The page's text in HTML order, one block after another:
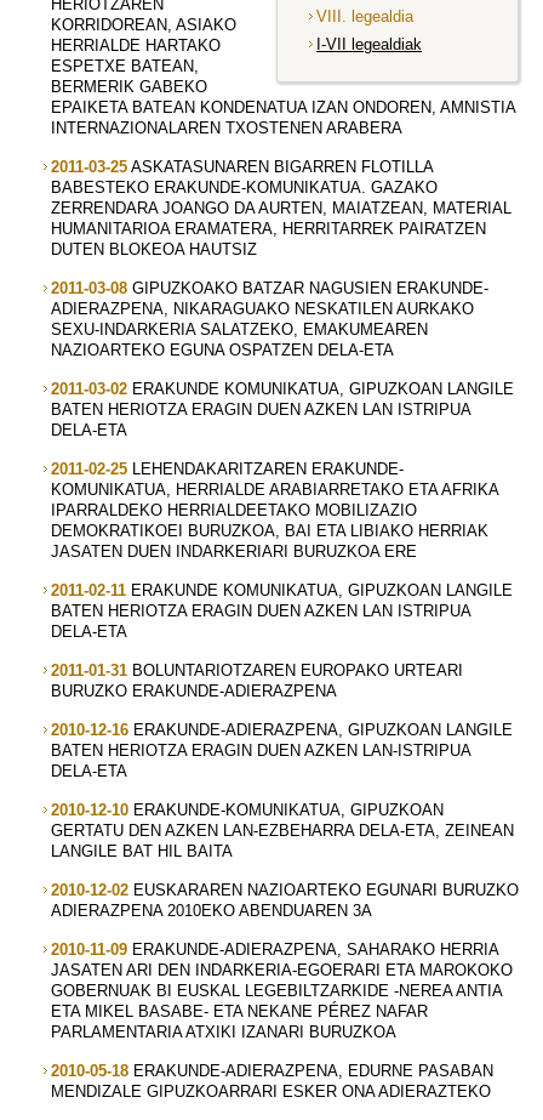
VIII. legealdia
I-VII legealdiak
HERIOTZAREN
KORRIDOREAN, ASIAKO
HERRIALDE HARTAKO
ESPETXE BATEAN,
BERMERIK GABEKO
EPAIKETA BATEAN KONDENATUA IZAN ONDOREN, AMNISTIA
INTERNAZIONALAREN TXOSTENEN ARABERA
2011-03-25 ASKATASUNAREN BIGARREN FLOTILLA
BABESTEKO ERAKUNDE-KOMUNIKATUA. GAZAKO
ZERRENDARA JOANGO DA AURTEN, MAIATZEAN, MATERIAL
HUMANITARIOA ERAMATERA, HERRITARREK PAIRATZEN
DUTEN BLOKEOA HAUTSIZ
2011-03-08 GIPUZKOAKO BATZAR NAGUSIEN ERAKUNDE-
ADIERAZPENA, NIKARAGUAKO NESKATILEN AURKAKO
SEXU-INDARKERIA SALATZEKO, EMAKUMEAREN
NAZIOARTEKO EGUNA OSPATZEN DELA-ETA
2011-03-02 ERAKUNDE KOMUNIKATUA, GIPUZKOAN LANGILE
BATEN HERIOTZA ERAGIN DUEN AZKEN LAN ISTRIPUA
DELA-ETA
2011-02-25 LEHENDAKARITZAREN ERAKUNDE-
KOMUNIKATUA, HERRIALDE ARABIARRETAKO ETA AFRIKA
IPARRALDEKO HERRIALDEETAKO MOBILIZAZIO
DEMOKRATIKOEI BURUZKOA, BAI ETA LIBIAKO HERRIAK
JASATEN DUEN INDARKERIARI BURUZKOA ERE
2011-02-11 ERAKUNDE KOMUNIKATUA, GIPUZKOAN LANGILE
BATEN HERIOTZA ERAGIN DUEN AZKEN LAN ISTRIPUA
DELA-ETA
2011-01-31 BOLUNTARIOTZAREN EUROPAKO URTEARI
BURUZKO ERAKUNDE-ADIERAZPENA
2010-12-16 ERAKUNDE-ADIERAZPENA, GIPUZKOAN LANGILE
BATEN HERIOTZA ERAGIN DUEN AZKEN LAN-ISTRIPUA
DELA-ETA
2010-12-10 ERAKUNDE-KOMUNIKATUA, GIPUZKOAN
GERTATU DEN AZKEN LAN-EZBEHARRA DELA-ETA, ZEINEAN
LANGILE BAT HIL BAITA
2010-12-02 EUSKARAREN NAZIOARTEKO EGUNARI BURUZKO
ADIERAZPENA 2010EKO ABENDUAREN 3A
2010-11-09 ERAKUNDE-ADIERAZPENA, SAHARAKO HERRIA
JASATEN ARI DEN INDARKERIA-EGOERARI ETA MAROKOKO
GOBERNUAK BI EUSKAL LEGEBILTZARKIDE -NEREA ANTIA
ETA MIKEL BASABE- ETA NEKANE PÉREZ NAFAR
PARLAMENTARIA ATXIKI IZANARI BURUZKOA
2010-05-18 ERAKUNDE-ADIERAZPENA, EDURNE PASABAN
MENDIZALE GIPUZKOARRARI ESKER ONA ADIERAZTEKO